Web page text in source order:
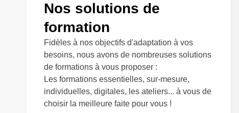
Nos solutions de
formation
Fidèles à nos objectifs d'adaptation à vos
besoins, nous avons de nombreuses solutions
de formations à vous proposer :
Les formations essentielles, sur-mesure,
individuelles, digitales, les ateliers... à vous de
choisir la meilleure faite pour vous !